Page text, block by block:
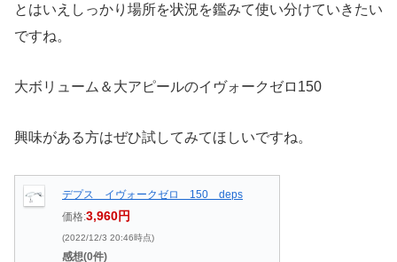
とはいえしっかり場所を状況を鑑みて使い分けていきたい
ですね。
大ボリューム＆大アピールのイヴォークゼロ150
興味がある方はぜひ試してみてほしいですね。
デプス イヴォークゼロ 150 deps
価格:3,960円
(2022/12/3 20:46時点)
感想(0件)